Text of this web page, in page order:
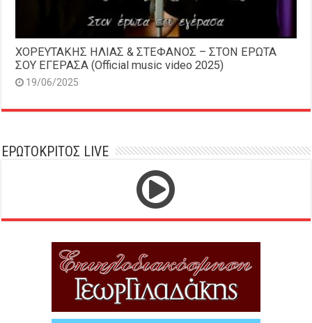
ΧΟΡΕΥΤΑΚΗΣ ΗΛΙΑΣ & ΣΤΕΦΑΝΟΣ – ΣΤΟΝ ΕΡΩΤΑ
ΣΟΥ ΕΓΕΡΑΣΑ (Official music video 2025)
19/06/2025
ΕΡΩΤΟΚΡΙΤΟΣ LIVE